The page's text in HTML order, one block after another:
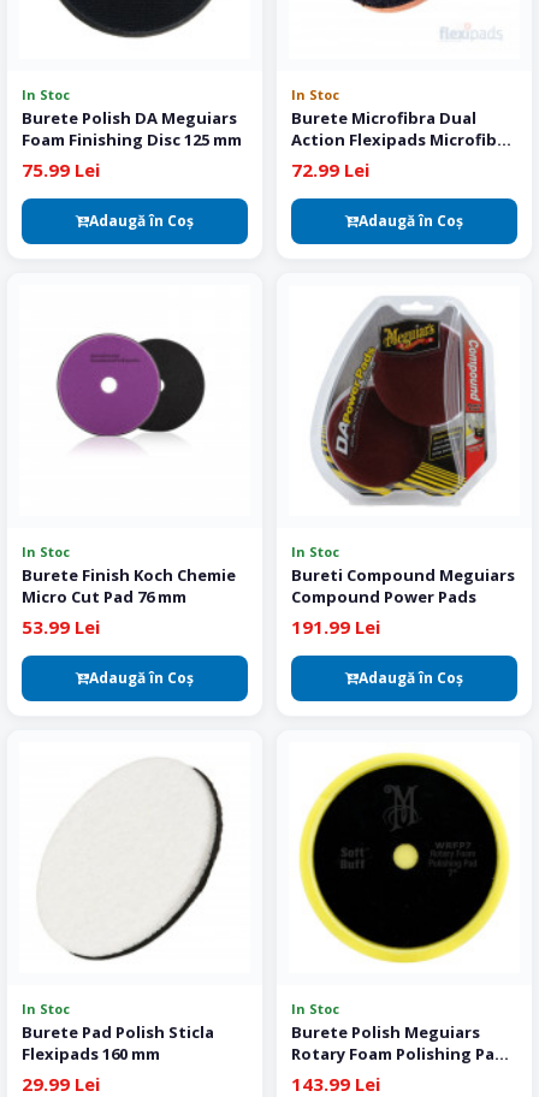
In Stoc
Burete Polish DA Meguiars
Foam Finishing Disc 125 mm
75.99 Lei
Adaugă în Coş
In Stoc
Burete Microfibra Dual
Action Flexipads Microfiber
Cutting Pad 150 mm
72.99 Lei
Adaugă în Coş
In Stoc
Burete Finish Koch Chemie
Micro Cut Pad 76 mm
53.99 Lei
Adaugă în Coş
In Stoc
Bureti Compound Meguiars
Compound Power Pads
191.99 Lei
Adaugă în Coş
In Stoc
Burete Pad Polish Sticla
Flexipads 160 mm
29.99 Lei
In Stoc
Burete Polish Meguiars
Rotary Foam Polishing Pad
180 mm
143.99 Lei